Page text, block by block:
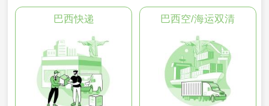
巴西快递 巴西空/海运双清